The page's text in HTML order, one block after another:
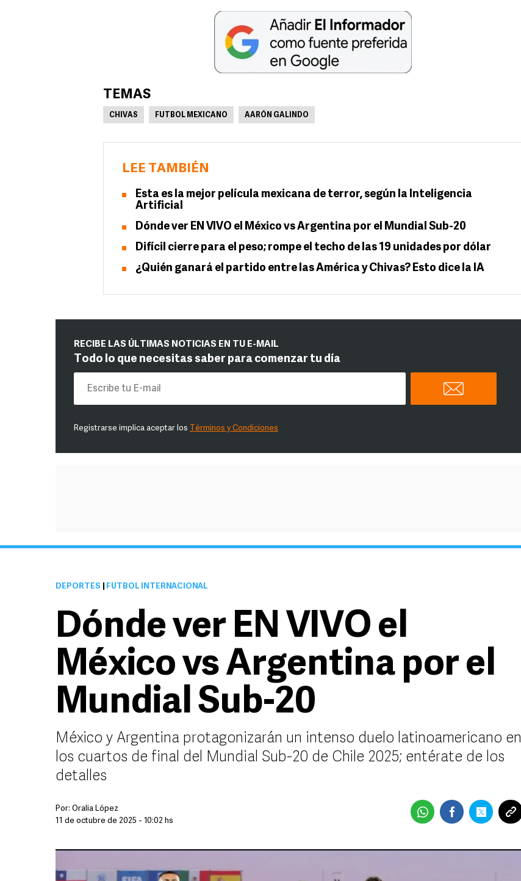
TEMAS
CHIVAS FUTBOL MEXICANO AARÓN GALINDO
LEE TAMBIÉN
Esta es la mejor película mexicana de terror, según la Inteligencia
Artificial
Dónde ver EN VIVO el México vs Argentina por el Mundial Sub-20
Difícil cierre para el peso; rompe el techo de las 19 unidades por dólar
¿Quién ganará el partido entre las América y Chivas? Esto dice la IA
RECIBE LAS ÚLTIMAS NOTICIAS EN TU E-MAIL
Todo lo que necesitas saber para comenzar tu día
Registrarse implica aceptar los Términos y Condiciones
DEPORTES FUTBOL INTERNACIONAL
Dónde ver EN VIVO el
México vs Argentina por el
Mundial Sub-20
México y Argentina protagonizarán un intenso duelo latinoamericano en
los cuartos de final del Mundial Sub-20 de Chile 2025; entérate de los
detalles
Por: Oralia López
11 de octubre de 2025 - 10:02 hs